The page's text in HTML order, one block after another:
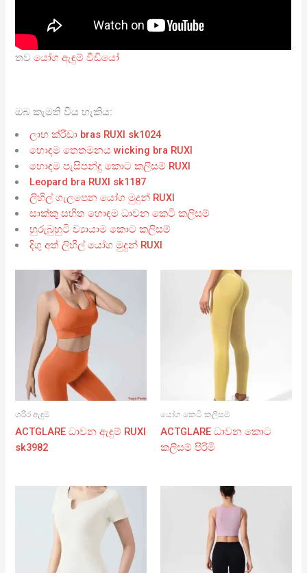
තවයෝග ඇඳුම් වීඩියෝ
ඔබ කැමති විය හැකිය:
ලාභ ක්රීඩා bras RUXI sk1024
හොඳම තෙතමනය wicking bra RUXI
හොඳම පැසිපන්දු කොට කලිසම් RUXI
Leopard bra RUXI sk1187
ලිහිල් ගැලපෙන යෝග මුදුන් RUXI
සාක්කු සහිත හොඳම ධාවන කෙටි කලිසම්
හුරුබුහුටි ව්‍යායාම කොට කලිසම්
දිගු අත් ලිහිල් යෝග මුදුන් RUXI
ශරීර ඇඳුම්
ACTGLARE ධාවන ඇඳුම් RUXI
sk3982
යෝග කෙටි කලිසම්
ACTGLARE ධාවන කොට
කලිසම් පිරිමි